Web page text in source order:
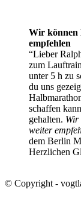
Wir können
empfehlen
Lieber
zum
unter 5 h zu
du uns
schaffen
gehalten. Wir
weiter
dem Berlin
Herzlichen
© Copyright -